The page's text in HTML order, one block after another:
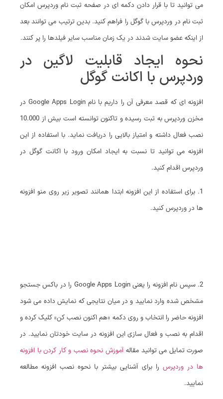
می توانید تا با قرار دادن دکمه‌ ای در صفحه ثبت نام وردپرس امکان
ثبت نام در وردپرس با گوگل را فراهم کنید. بدین ترتیب می توانند بعد
از اینکه عضو سایت شدند در یک زمان مناسب سایر فیلدها را پر کنند.
نحوه ایجاد قابلیت لاگین در
وردپرس با اکانت گوگل
افزونه‌ ای که قصد معرفی آن را داریم با نام Google Apps Login در
مخزن وردپرس به ثبت رسیده و تاکنون توانسته است بیش از 10.000
نصب فعال داشته و امتیاز بالایی را دریافت نماید. با استفاده از این
افزونه می توانید تا نسبت به ایجاد امکان ورود با اکانت گوگل در
وردپرس اقدام کنید.
1. برای استفاده از این افزونه ابتدا همانند تصویر زیر روی منو افزونه
ها در وردپرس کنید.
2. سپس نام افزونه را یعنی Google Apps Login را در باکس جستجو
مشخص شده وارد نمایید و در میان نتایجی که نمایش داده می شود
افزونه حاضر را انتخاب و روی دکمه «هم اکنون نصب کن» کلیک کرده و
اقدام به نصب و فعال سازی این افزونه در سایت خودتان نمایید. در
صورت تمایل می توانید مقاله آموزش نحوه نصب و کار کردن با افزونه
ها در وردپرس را برای آشنایی بیشتر با نحوه نصب افزونه مطالعه
نمایید.